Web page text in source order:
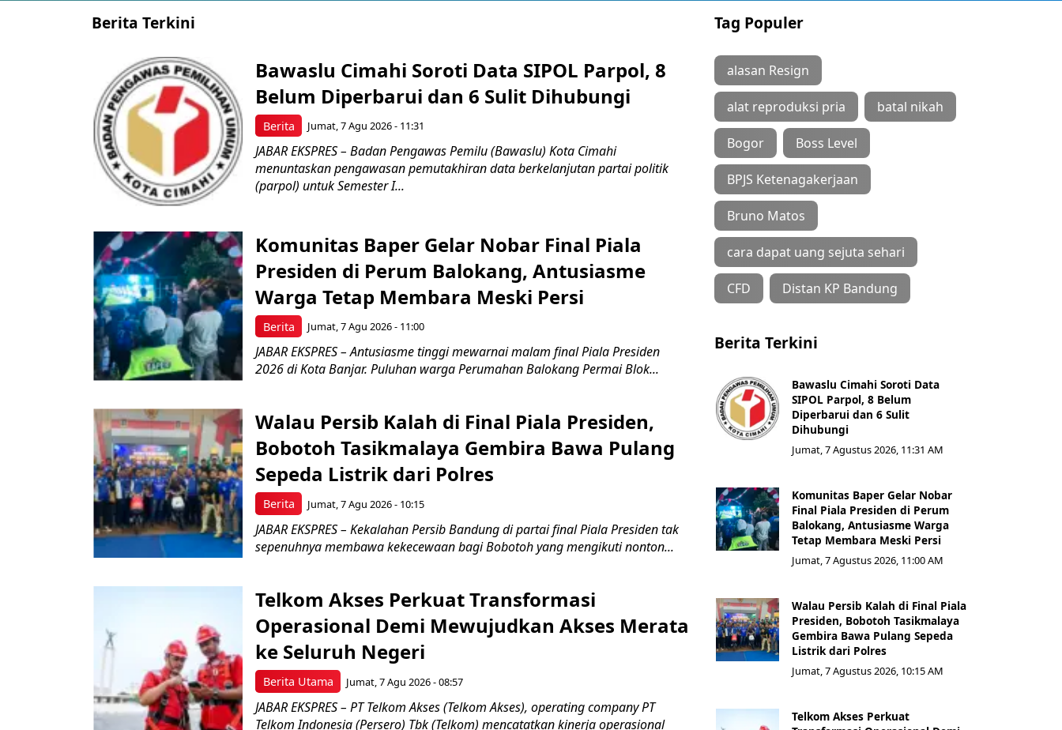
Berita Terkini
Berita
Bawaslu Cimahi Soroti Data SIPOL Parpol, 8
Belum Diperbarui dan 6 Sulit Dihubungi
Jumat, 7 Agu 2026 - 11:31
JABAR EKSPRES – Badan Pengawas Pemilu (Bawaslu) Kota Cimahi
menuntaskan pengawasan pemutakhiran data berkelanjutan partai politik
(parpol) untuk Semester I...
Berita
Komunitas Baper Gelar Nobar Final Piala
Presiden di Perum Balokang, Antusiasme
Warga Tetap Membara Meski Persi
Jumat, 7 Agu 2026 - 11:00
JABAR EKSPRES – Antusiasme tinggi mewarnai malam final Piala Presiden
2026 di Kota Banjar. Puluhan warga Perumahan Balokang Permai Blok...
Berita
Walau Persib Kalah di Final Piala Presiden,
Bobotoh Tasikmalaya Gembira Bawa Pulang
Sepeda Listrik dari Polres
Jumat, 7 Agu 2026 - 10:15
JABAR EKSPRES – Kekalahan Persib Bandung di partai final Piala Presiden tak
sepenuhnya membawa kekecewaan bagi Bobotoh yang mengikuti nonton...
Berita Utama
Telkom Akses Perkuat Transformasi
Operasional Demi Mewujudkan Akses Merata
ke Seluruh Negeri
Jumat, 7 Agu 2026 - 08:57
JABAR EKSPRES – PT Telkom Akses (Telkom Akses), operating company PT
Telkom Indonesia (Persero) Tbk (Telkom) mencatatkan kinerja operasional
Tag Populer
alasan Resign
alat reproduksi pria batal nikah
Bogor Boss Level
BPJS Ketenagakerjaan
Bruno Matos
cara dapat uang sejuta sehari
CFD Distan KP Bandung
Berita Terkini
Bawaslu Cimahi Soroti Data
SIPOL Parpol, 8 Belum
Diperbarui dan 6 Sulit
Dihubungi
Jumat, 7 Agustus 2026, 11:31 AM
Komunitas Baper Gelar Nobar
Final Piala Presiden di Perum
Balokang, Antusiasme Warga
Tetap Membara Meski Persi
Jumat, 7 Agustus 2026, 11:00 AM
Walau Persib Kalah di Final Piala
Presiden, Bobotoh Tasikmalaya
Gembira Bawa Pulang Sepeda
Listrik dari Polres
Jumat, 7 Agustus 2026, 10:15 AM
Telkom Akses Perkuat